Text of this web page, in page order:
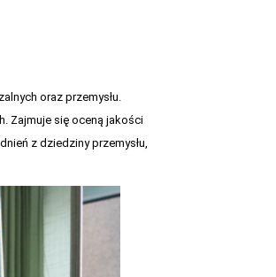
oraz przemysłu.
Zajmuje się oceną jakości
z dziedziny przemysłu,